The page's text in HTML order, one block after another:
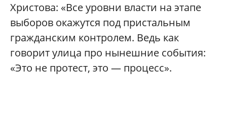
Христова: «Все уровни власти на этапе
выборов окажутся под пристальным
гражданским контролем. Ведь как
говорит улица про нынешние события:
«Это не протест, это — процесс».